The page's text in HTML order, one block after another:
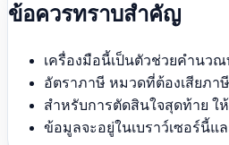
ข้อควรทราบสำคัญ
เครื่องมือนี้เป็นตัวช่วยคำนว
อัตราภาษี หมวดที่ต้องเสียภ
สำหรับการตัดสินใจสุดท้าย
ข้อมูลจะอยู่ในเบราว์เซอร์นี้แ